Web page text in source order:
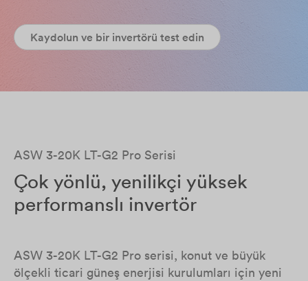
Kaydolun ve bir invertörü test edin
ASW 3-20K LT-G2 Pro Serisi
Çok yönlü, yenilikçi yüksek
performanslı invertör
ASW 3-20K LT-G2 Pro serisi, konut ve büyük
ölçekli ticari güneş enerjisi kurulumları için yeni